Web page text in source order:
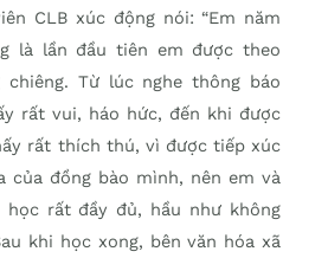
CLB xúc động nói: “Em năm
là lần đầu tiên em được theo
Từ lúc nghe thông báo
rất vui, háo hức, đến khi được
rất thích thú, vì được tiếp xúc
của đồng bào mình, nên em và
rất đầy đủ, hầu như không
khi học xong, bên văn hóa xã